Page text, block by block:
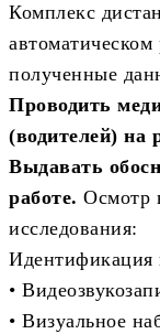
Комплекс
полученные
Проводить
(водителей) на
Выдавать
работе. Осмотр
исследования:
•
• Визуальное